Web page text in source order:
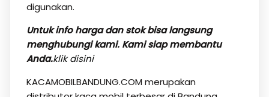
digunakan.
Untuk info harga dan stok bisa langsung
menghubungi kami. Kami siap membantu
Anda.klik disini
KACAMOBILBANDUNG.COM merupakan